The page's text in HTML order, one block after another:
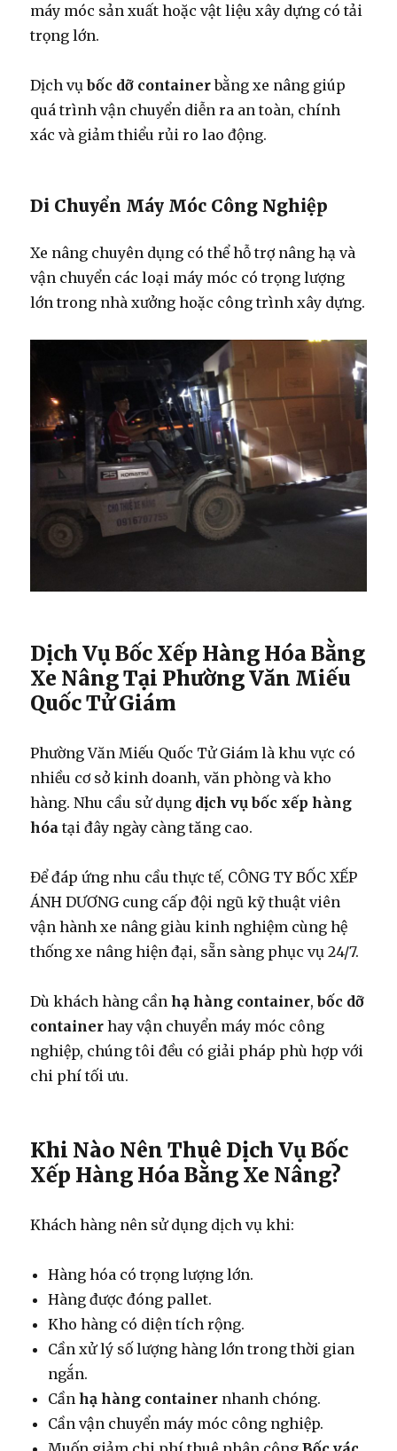
máy móc sản xuất hoặc vật liệu xây dựng có tải
trọng lớn.
Dịch vụbốc dỡ containerbằng xe nâng giúp
quá trình vận chuyển diễn ra an toàn, chính
xác và giảm thiểu rủi ro lao động.
Di Chuyển Máy Móc Công Nghiệp
Xe nâng chuyên dụng có thể hỗ trợ nâng hạ và
vận chuyển các loại máy móc có trọng lượng
lớn trong nhà xưởng hoặc công trình xây dựng.
Dịch Vụ Bốc Xếp Hàng Hóa Bằng
Xe Nâng Tại Phường Văn Miếu
Quốc Tử Giám
Phường Văn Miếu Quốc Tử Giám là khu vực có
nhiều cơ sở kinh doanh, văn phòng và kho
hàng. Nhu cầu sử dụng dịch vụ bốc xếp hàng
hóa tại đây ngày càng tăng cao.
Để đáp ứng nhu cầu thực tế, CÔNG TY BỐC XẾP
ÁNH DƯƠNG cung cấp đội ngũ kỹ thuật viên
vận hành xe nâng giàu kinh nghiệm cùng hệ
thống xe nâng hiện đại, sẵn sàng phục vụ 24/7.
Dù khách hàng cầnhạ hàng container,bốc dỡ
container hay vận chuyển máy móc công
nghiệp, chúng tôi đều có giải pháp phù hợp với
chi phí tối ưu.
Khi Nào Nên Thuê Dịch Vụ Bốc
Xếp Hàng Hóa Bằng Xe Nâng?
Khách hàng nên sử dụng dịch vụ khi:
Hàng hóa có trọng lượng lớn.
Hàng được đóng pallet.
Kho hàng có diện tích rộng.
Cần xử lý số lượng hàng lớn trong thời gian
ngắn.
Cầnhạ hàng container nhanh chóng.
Cần vận chuyển máy móc công nghiệp.